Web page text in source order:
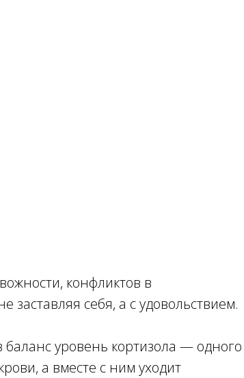
конфликтов в
себя, а с удовольствием.
уровень кортизола — одного
а вместе с ним уходит